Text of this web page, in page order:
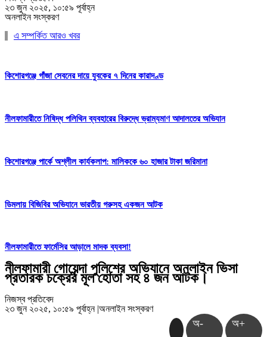
২৩ জুন ২০২৫, ১০:৫৯ পূর্বাহ্ন
অনলাইন সংস্করণ
এ সম্পর্কিত আরও খবর
কিশোরগঞ্জে গাঁজা সেবনের দায়ে যুবকের ৭ দিনের কারাদণ্ড
নীলফামারীতে নিষিদ্ধ পলিথিন ব্যবহারের বিরুদ্ধে ভ্রাম্যমাণ আদালতের অভিযান
কিশোরগঞ্জে পার্কে অশ্লীল কার্যকলাপ: মালিককে ৬০ হাজার টাকা জরিমানা
ডিমলায় বিজিবির অভিযানে ভারতীয় গরুসহ একজন আটক
নীলফামারীতে ফার্মেসির আড়ালে মাদক ব্যবসা!
নীলফামারী গোয়েন্দা পুলিশের অভিযানে অনলাইন ভিসা
প্রতারক চক্রের মূল হোতা সহ ৪ জন আটক।
নিজস্ব প্রতিবেদ
২৩ জুন ২০২৫, ১০:৫৯ পূর্বাহ্ন |অনলাইন সংস্করণ
অ- অ+